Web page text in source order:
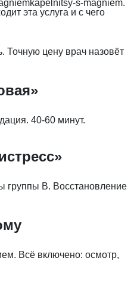
kapelnitsy-s-magniem.
эта услуга и с чего
Точную цену врач назовёт
40-60 минут.
группы B. Восстановление
Всё включено: осмотр,